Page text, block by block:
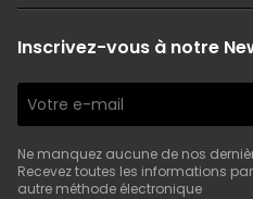
Inscrivez-vous à notre
Ne manquez aucune de nos
Recevez toutes les informations
autre méthode électronique